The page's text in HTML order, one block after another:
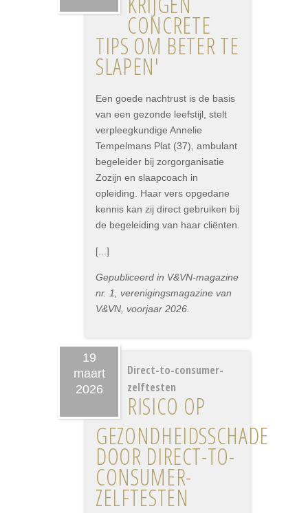
CONCRETE
TIPS OM BETER TE
SLAPEN'
Een goede nachtrust is de basis
van een gezonde leefstijl, stelt
verpleegkundige Annelie
Tempelmans Plat (37), ambulant
begeleider bij zorgorganisatie
Zozijn en slaapcoach in
opleiding. Haar vers opgedane
kennis kan zij direct gebruiken bij
de begeleiding van haar cliënten.
[...]
Gepubliceerd in V&VN-magazine
nr. 1, verenigingsmagazine van
V&VN, voorjaar 2026.
19
maart
2026
Direct-to-consumer-
zelftesten
RISICO OP
GEZONDHEIDSSCHADE
DOOR DIRECT-TO-
CONSUMER-
ZELFTESTEN